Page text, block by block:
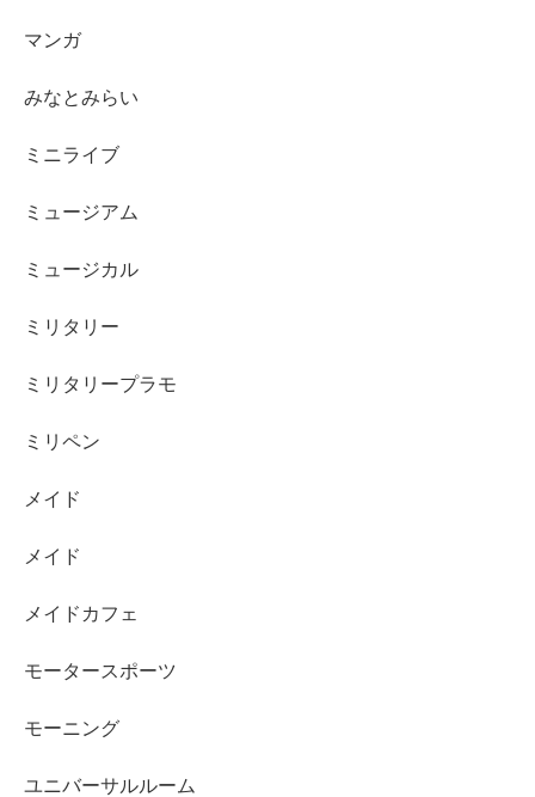
マンガ
みなとみらい
ミニライブ
ミュージアム
ミュージカル
ミリタリー
ミリタリープラモ
ミリペン
メイド
メイド
メイドカフェ
モータースポーツ
モーニング
ユニバーサルルーム